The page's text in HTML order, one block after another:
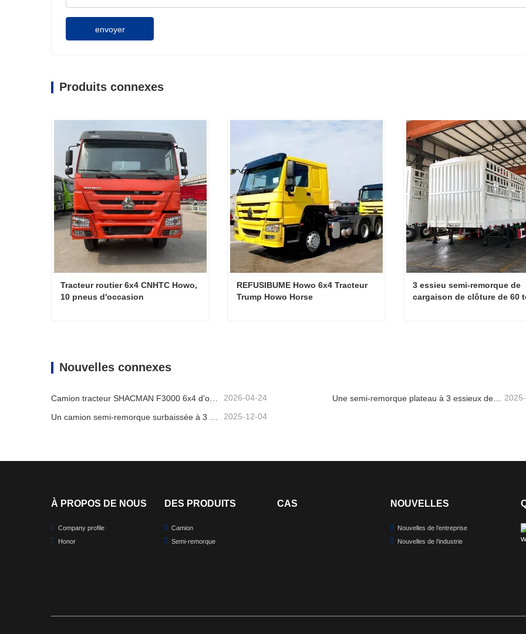
envoyer
Produits connexes
Tracteur routier 6x4 CNHTC Howo,
10 pneus d'occasion
REFUSIBUME Howo 6x4 Tracteur
Trump Howo Horse
3 essieu semi-remorque de
cargaison de clôture de 60
Nouvelles connexes
2026-04-24 Une semi-remorque plateau à 3 essieux de 40 pieds sera expédiée au Ghana.
Un camion semi-remorque surbaissée à 3 essieux sera expédié au Cameroun. 2025-12-04
À PROPOS DE NOUS
Company profile
Honor
DES PRODUITS
Camion
Semi-remorque
CAS NOUVELLES
Nouvelles de l’entreprise
Nouvelles de l’industrie